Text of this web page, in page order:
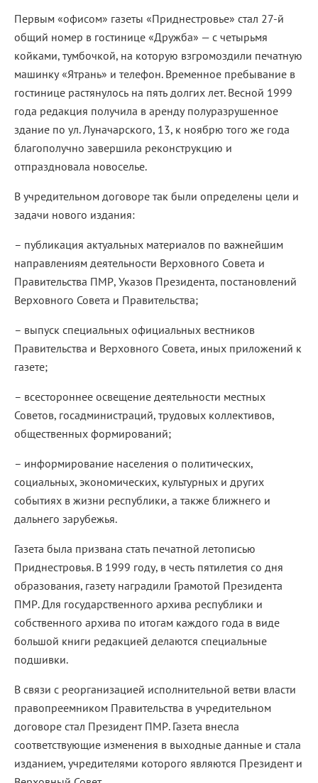
Первым «офисом» газеты «Приднестровье» стал 27-й
общий номер в гостинице «Дружба» — с четырьмя
койками, тумбочкой, на которую взгромоздили печатную
машинку «Ятрань» и телефон. Временное пребывание в
гостинице растянулось на пять долгих лет. Весной 1999
года редакция получила в аренду полуразрушенное
здание по ул. Луначарского, 13, к ноябрю того же года
благополучно завершила реконструкцию и
отпраздновала новоселье.
В учредительном договоре так были определены цели и
задачи нового издания:
– публикация актуальных материалов по важнейшим
направлениям деятельности Верховного Совета и
Правительства ПМР, Указов Президента, постановлений
Верховного Совета и Правительства;
– выпуск специальных официальных вестников
Правительства и Верховного Совета, иных приложений к
газете;
– всестороннее освещение деятельности местных
Советов, госадминистраций, трудовых коллективов,
общественных формирований;
– информирование населения о политических,
социальных, экономических, культурных и других
событиях в жизни республики, а также ближнего и
дальнего зарубежья.
Газета была призвана стать печатной летописью
Приднестровья. В 1999 году, в честь пятилетия со дня
образования, газету наградили Грамотой Президента
ПМР. Для государственного архива республики и
собственного архива по итогам каждого года в виде
большой книги редакцией делаются специальные
подшивки.
В связи с реорганизацией исполнительной ветви власти
правопреемником Правительства в учредительном
договоре стал Президент ПМР. Газета внесла
соответствующие изменения в выходные данные и стала
изданием, учредителями которого являются Президент и